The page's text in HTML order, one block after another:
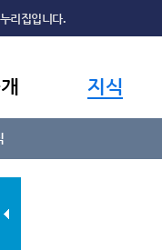
리집입니다.
지식